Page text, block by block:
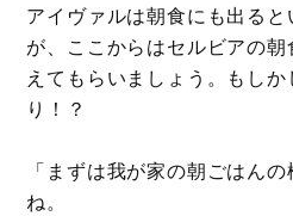
アイヴァルは朝食にも出る
が、ここからはセルビアの
えてもらいましょう。もし
り！？
「まずは我が家の朝ごはん
ね。